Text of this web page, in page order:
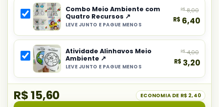
do
combo:
Cartaz
Colaborativo
Árvore
do
Meio
Ambiente
Selecionar
item
do
combo:
Combo
Meio
Ambiente
Combo Meio Ambiente com
Quatro Recursos ↗
LEVE JUNTO E PAGUE MENOS
R$8,00
R$ 6,40
Selecionar
item
do
Atividade Alinhavos Meio
Ambiente ↗
LEVE JUNTO E PAGUE MENOS
R$4,00
R$ 3,20
R$ 15,60 ECONOMIA DE R$ 2,40